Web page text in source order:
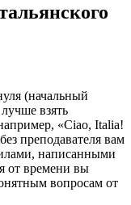
(начальный
взять
«Ciao, Italia!
преподавателя вам
написанными
от времени вы
вопросам от